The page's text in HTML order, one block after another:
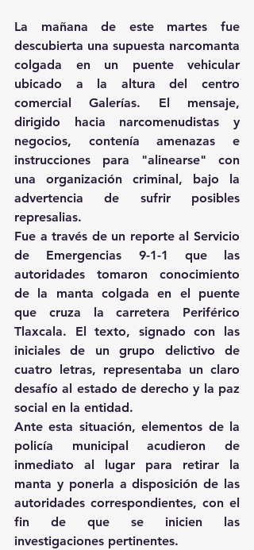
La mañana de este martes fue
descubierta una supuesta narcomanta
colgada en un puente vehicular
ubicado a la altura del centro
comercial Galerías. El mensaje,
dirigido hacia narcomenudistas y
negocios, contenía amenazas e
instrucciones para "alinearse" con
una organización criminal, bajo la
advertencia de sufrir posibles
represalias.
Fue a través de un reporte al Servicio
de Emergencias 9-1-1 que las
autoridades tomaron conocimiento
de la manta colgada en el puente
que cruza la carretera Periférico
Tlaxcala. El texto, signado con las
iniciales de un grupo delictivo de
cuatro letras, representaba un claro
desafío al estado de derecho y la paz
social en la entidad.
Ante esta situación, elementos de la
policía municipal acudieron de
inmediato al lugar para retirar la
manta y ponerla a disposición de las
autoridades correspondientes, con el
fin de que se inicien las
investigaciones pertinentes.